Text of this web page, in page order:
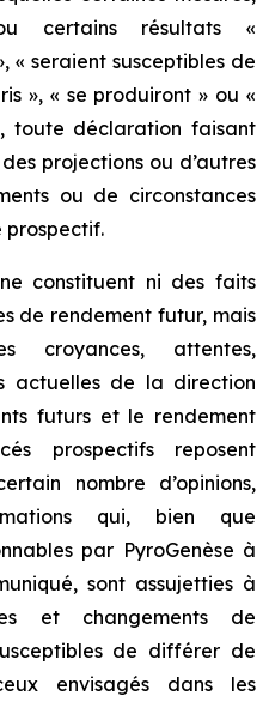
certains résultats «
« seraient susceptibles de
», « se produiront » ou «
toute déclaration faisant
projections ou d’autres
ou de circonstances
prospectif.
constituent ni des faits
de rendement futur, mais
croyances, attentes,
actuelles de la direction
futurs et le rendement
prospectifs reposent
nombre d’opinions,
qui, bien que
par PyroGenèse à
sont assujetties à
et changements de
de différer de
envisagés dans les